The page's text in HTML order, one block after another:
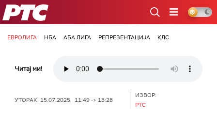
РТС
ЕВРОЛИГА НБА АБА ЛИГА РЕПРЕЗЕНТАЦИЈА КЛС
Читај ми!
УТОРАК, 15.07.2025, 11:49 -> 13:28
ИЗВОР:
РТС